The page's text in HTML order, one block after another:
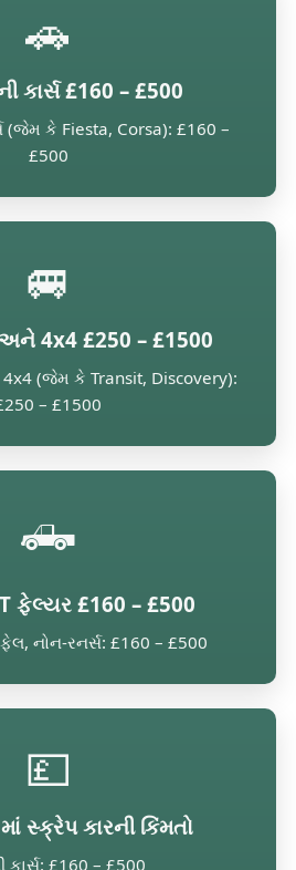
🚗
કાર્સ £160 – £500
(જેમ કે Fiesta, Corsa): £160 –
£500
🚐
4x4 £250 – £1500
(જેમ કે Transit, Discovery):
– £1500
🛻
ફેલ્યર £160 – £500
નોન-રનર્સ: £160 – £500
💷
સ્ક્રેપ કારની કિંમતો
કાર્સ: £160 – £500